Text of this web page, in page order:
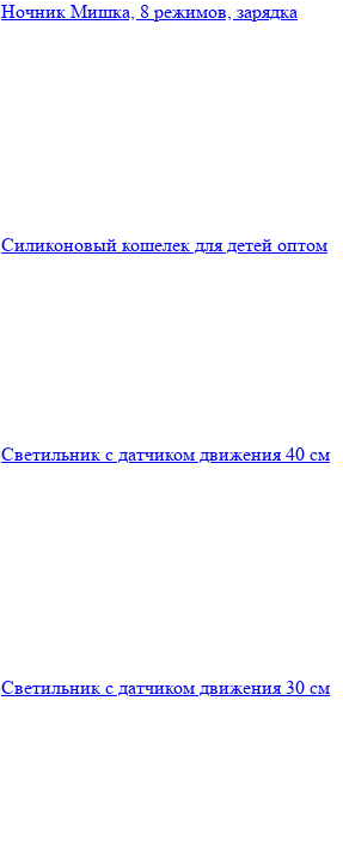
Ночник Мишка, 8 режимов, зарядка
Силиконовый кошелек для детей оптом
Светильник с датчиком движения 40 см
Светильник с датчиком движения 30 см